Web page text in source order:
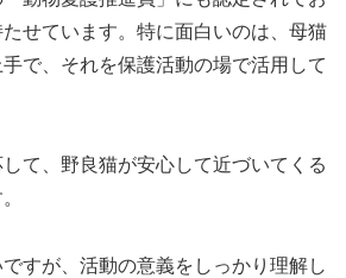
せています。特に面白いのは、母猫
で、それを保護活動の場で活用して
て、野良猫が安心して近づいてくる
すが、活動の意義をしっかり理解し